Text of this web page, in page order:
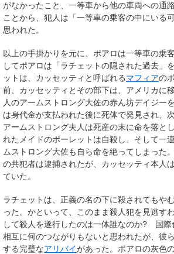
がなかったこと、一等車から他の車両への通
ことから、犯人は「一等車の乗客の中にいる
思われた。
以上の手掛かりを元に、ポアロは一等車の乗
してポアロは「ラチェットの隠された過去」
ットは、カッセッティと呼ばれるマフィアの
前、カッセッティとその部下は、アメリカに
人のアームストロング大佐の赤ん坊デイジー
は身代金が支払われた後に死体で発見され、
アームストロング夫人は死産の末に命を落と
れたメイドのポーレット は自殺し、そして一
ムストロング大佐も自ら命を絶ってしまった
の共犯者は逮捕されたが、カッセッティ本人
ていた。
ラチェットは、正義の名の下に殺されてもや
った。かといって、このまま殺人犯を見逃す
して殺人を遂行したのは一体誰なのか? 国際
相互に何のつながりもないと思われたが、彼
する完璧なアリバイがあった。ポアロの灰色